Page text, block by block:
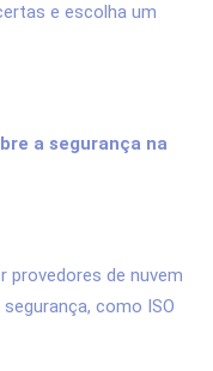
e escolha um
a segurança na
provedores de nuvem
como ISO